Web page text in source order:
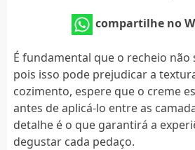
compartilhe no
É fundamental que o recheio
pois isso pode prejudicar a
cozimento, espere que o creme
antes de aplicá-lo entre as
detalhe é o que garantirá a
degustar cada pedaço.